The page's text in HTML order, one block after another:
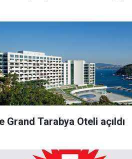
Grand Tarabya Oteli açıldı